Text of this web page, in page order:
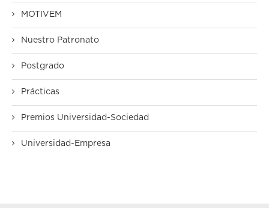
MOTIVEM
Nuestro Patronato
Postgrado
Prácticas
Premios Universidad-Sociedad
Universidad-Empresa